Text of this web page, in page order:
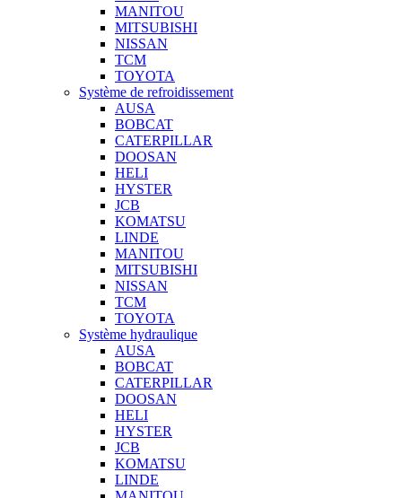
MANITOU
MITSUBISHI
NISSAN
TCM
TOYOTA
Système de refroidissement
AUSA
BOBCAT
CATERPILLAR
DOOSAN
HELI
HYSTER
JCB
KOMATSU
LINDE
MANITOU
MITSUBISHI
NISSAN
TCM
TOYOTA
Système hydraulique
AUSA
BOBCAT
CATERPILLAR
DOOSAN
HELI
HYSTER
JCB
KOMATSU
LINDE